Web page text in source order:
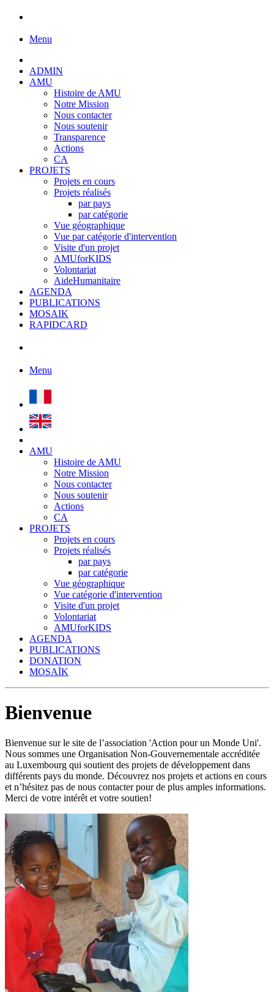
Menu
ADMIN
AMU
Histoire de AMU
Notre Mission
Nous contacter
Nous soutenir
Transparence
Actions
CA
PROJETS
Projets en cours
Projets réalisés
par pays
par catégorie
Vue géographique
Vue par catégorie d'intervention
Visite d'un projet
AMUforKIDS
Volontariat
AideHumanitaire
AGENDA
PUBLICATIONS
MOSAIK
RAPIDCARD
Menu
AMU
Histoire de AMU
Notre Mission
Nous contacter
Nous soutenir
Actions
CA
PROJETS
Projets en cours
Projets réalisés
par pays
par catégorie
Vue géographique
Vue catégorie d'intervention
Visite d'un projet
Volontariat
AMUforKIDS
AGENDA
PUBLICATIONS
DONATION
MOSAÏK
Bienvenue
Bienvenue sur le site de l’association 'Action pour un Monde Uni'.
Nous sommes une Organisation Non-Gouvernementale accréditée
au Luxembourg qui soutient des projets de développement dans
différents pays du monde. Découvrez nos projets et actions en cours
et n’hésitez pas de nous contacter pour de plus amples informations.
Merci de votre intérêt et votre soutien!